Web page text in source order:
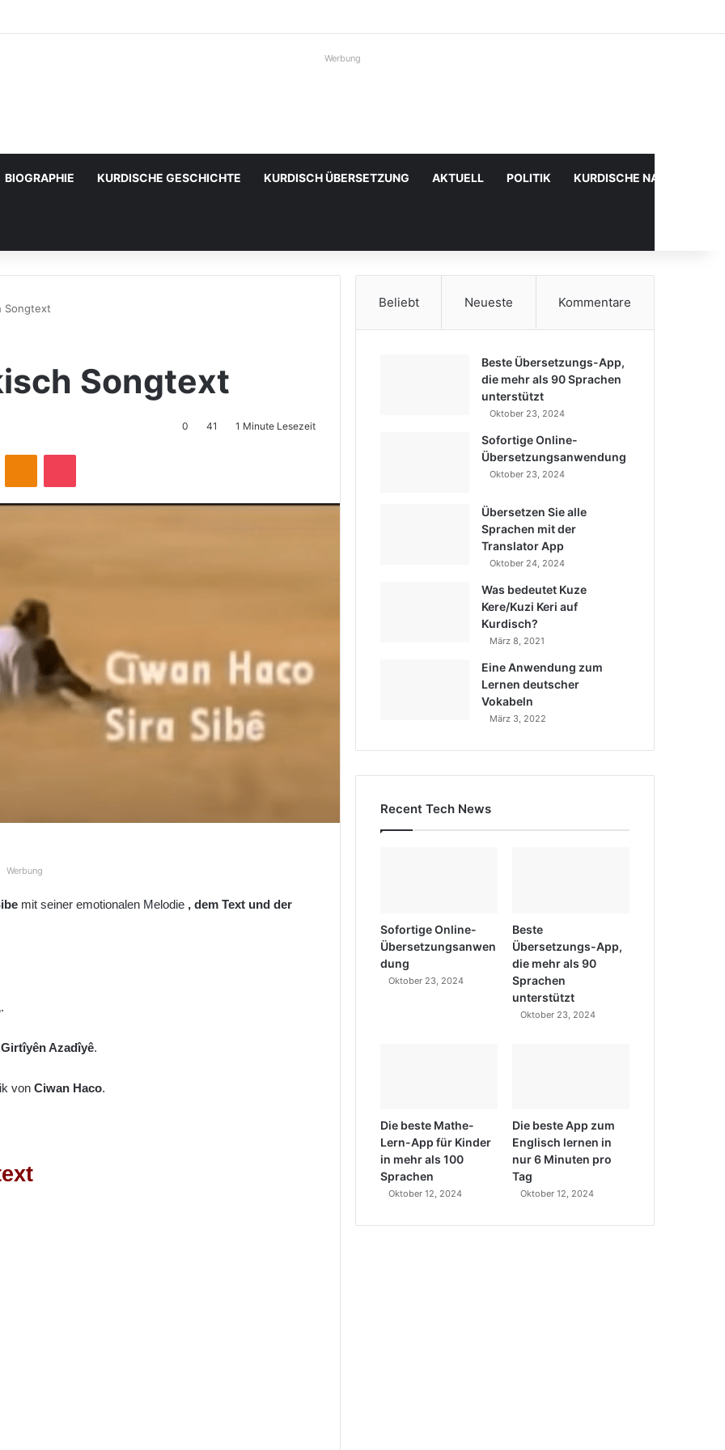
Werbung
BIOGRAPHIE KURDISCHE GESCHICHTE KURDISCH ÜBERSETZUNG AKTUELL POLITIK KURDISCHE
Songtext
Songtext
0 41 1 Minute Lesezeit
Werbung
mit seiner emotionalen Melodie , dem Text und der
Girtîyên Azadîyê.
von Ciwan Haco.
Beliebt Neueste Kommentare
Beste Übersetzungs-App,
die mehr als 90 Sprachen
unterstützt
Oktober 23, 2024
Sofortige Online-
Übersetzungsanwendung
Oktober 23, 2024
Übersetzen Sie alle
Sprachen mit der
Translator App
Oktober 24, 2024
Was bedeutet Kuze
Kere/Kuzi Keri auf
Kurdisch?
März 8, 2021
Eine Anwendung zum
Lernen deutscher
Vokabeln
März 3, 2022
Recent Tech News
Sofortige Online-
Übersetzungsanwen
dung
Oktober 23, 2024
Beste
Übersetzungs-App,
die mehr als 90
Sprachen
unterstützt
Oktober 23, 2024
Die beste Mathe-
Lern-App für Kinder
in mehr als 100
Sprachen
Oktober 12, 2024
Die beste App zum
Englisch lernen in
nur 6 Minuten pro
Tag
Oktober 12, 2024